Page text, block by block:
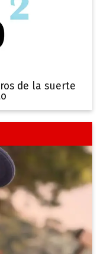
de la suerte